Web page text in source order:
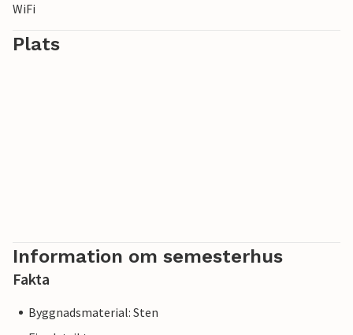
WiFi
Plats
Information om semesterhus
Fakta
Byggnadsmaterial: Sten